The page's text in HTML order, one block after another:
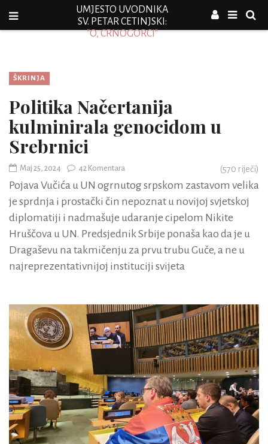
UMJESTO UVODNIKA
SV. PETAR CETINJSKI:
"O, CRNOGORCI"
ŠKRINJA
Politika Načertanija
kulminirala genocidom u
Srebrnici
Maj 25, 2024 42 Komentara (570 riječi)
Pojava Vučića u UN ogrnutog srpskom zastavom velika
je sprdnja i prostački čin nepoznat u novijoj svjetskoj
diplomatiji i nadmašuje udaranje cipelom Nikite
Hruščova u UN. Predsjednik Srbije ponaša kao da je u
Dragaševu na takmičenju za prvu trubu Guče, a ne u
najreprezentativnijoj instituciji svijeta